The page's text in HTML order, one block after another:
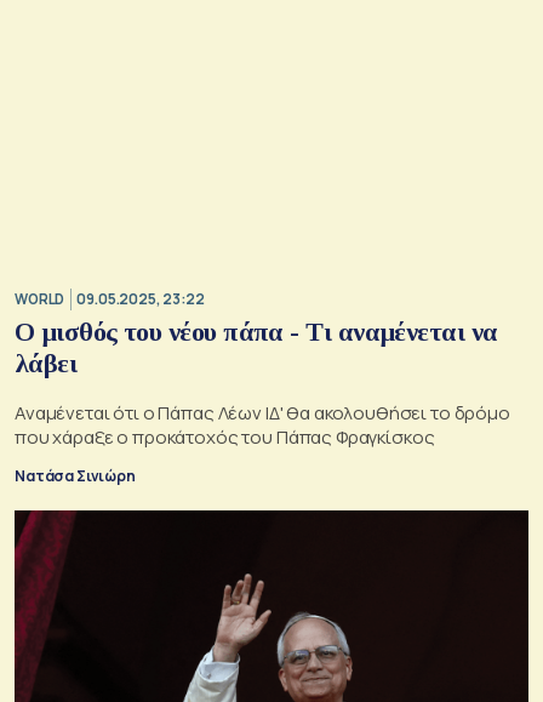
WORLD 09.05.2025, 23:22
Ο μισθός του νέου πάπα - Τι αναμένεται να
λάβει
Αναμένεται ότι ο Πάπας Λέων ΙΔ' θα ακολουθήσει το δρόμο
που χάραξε ο προκάτοχός του Πάπας Φραγκίσκος
Νατάσα Σινιώρη